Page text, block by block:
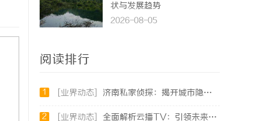
状与发展趋势
2026-08-05
阅读排行
1 [业界动态] 济南私家侦探：揭开城市隐秘真相的幕后英雄
2 [业界动态] 全面解析云播TV：引领未来智能影视体验的创新平台